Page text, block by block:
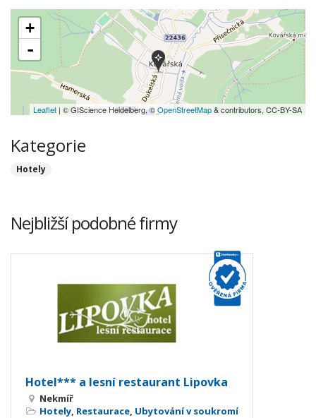
+
-
Leaflet | © GIScience Heidelberg, ©OpenStreetMap& contributors, CC-BY-SA
Kategorie
Hotely
Nejbližší podobné firmy
Hotel*** a lesní restaurant Lipovka
Nekmíř
Hotely, Restaurace, Ubytování v soukromí